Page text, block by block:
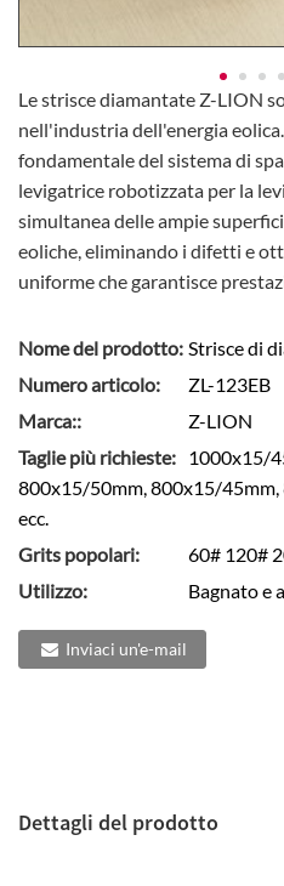
Le strisce diamantate Z-LION
nell'industria dell'energia
fondamentale del sistema di
levigatrice robotizzata per la
simultanea delle ampie
eoliche, eliminando i difetti e
uniforme che garantisce
Nome del prodotto: Strisce di
Numero articolo:
ZL-123EB
Marca::
Z-LION
Taglie più richieste: 1000x15/
800x15/50mm, 800x15/
ecc.
Grits popolari:
60# 120#
Utilizzo:
Bagnato e
Inviaci un'e-mail
Dettagli del prodotto